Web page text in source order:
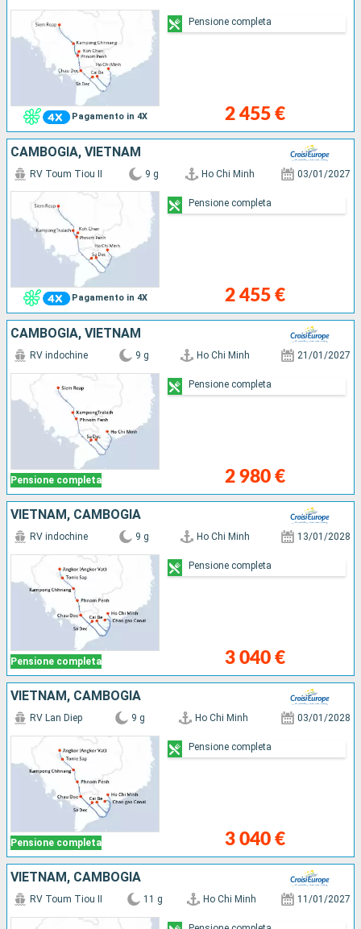
Pagamento in 4X 2 455 €
Pensione completa
CAMBOGIA, VIETNAM
Pagamento in 4X
RV Toum Tiou II 9 g Ho Chi Minh 03/01/2027
2 455 €
Pensione completa
CAMBOGIA, VIETNAM
Pensione completa
RV indochine 9 g Ho Chi Minh 21/01/2027
2 980 €
Pensione completa
VIETNAM, CAMBOGIA
Pensione completa
RV indochine 9 g Ho Chi Minh 13/01/2028
3 040 €
Pensione completa
VIETNAM, CAMBOGIA
Pensione completa
RV Lan Diep 9 g Ho Chi Minh 03/01/2028
3 040 €
Pensione completa
VIETNAM, CAMBOGIA
RV Toum Tiou II 11 g Ho Chi Minh 11/01/2027